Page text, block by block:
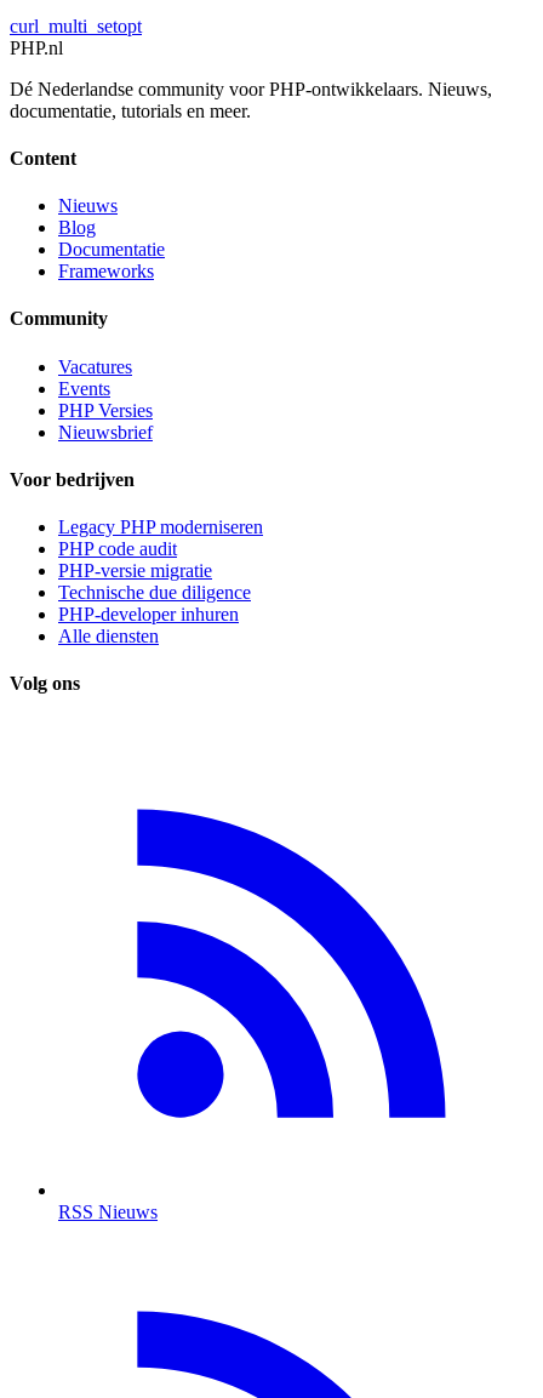
curl_multi_setopt
PHP.nl
Dé Nederlandse community voor PHP-ontwikkelaars. Nieuws,
documentatie, tutorials en meer.
Content
Nieuws
Blog
Documentatie
Frameworks
Community
Vacatures
Events
PHP Versies
Nieuwsbrief
Voor bedrijven
Legacy PHP moderniseren
PHP code audit
PHP-versie migratie
Technische due diligence
PHP-developer inhuren
Alle diensten
Volg ons
RSS Nieuws